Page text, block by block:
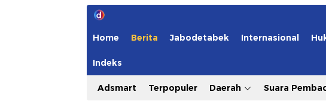
Home Berita Jabodetabek Internasional
Indeks
Adsmart Terpopuler Daerah Suara